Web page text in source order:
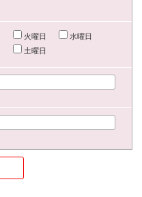
火曜日
水曜日
土曜日